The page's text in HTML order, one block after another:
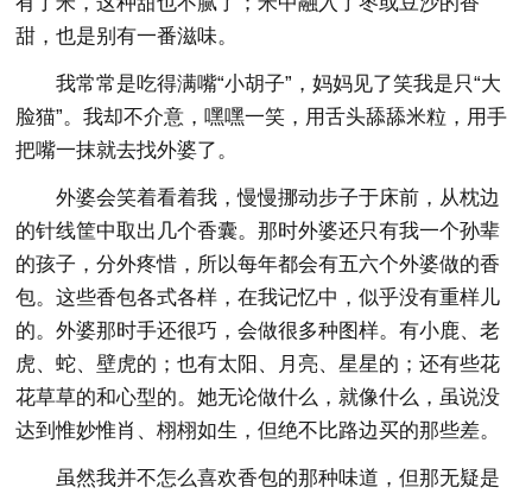
甜，也是别有一番滋味。
我常常是吃得满嘴“小胡子”，妈妈见了笑我是只“大
脸猫”。我却不介意，嘿嘿一笑，用舌头舔舔米粒，用手
把嘴一抹就去找外婆了。
外婆会笑着看着我，慢慢挪动步子于床前，从枕边
的针线筐中取出几个香囊。那时外婆还只有我一个孙辈
的孩子，分外疼惜，所以每年都会有五六个外婆做的香
包。这些香包各式各样，在我记忆中，似乎没有重样儿
的。外婆那时手还很巧，会做很多种图样。有小鹿、老
虎、蛇、壁虎的；也有太阳、月亮、星星的；还有些花
花草草的和心型的。她无论做什么，就像什么，虽说没
达到惟妙惟肖、栩栩如生，但绝不比路边买的那些差。
虽然我并不怎么喜欢香包的那种味道，但那无疑是